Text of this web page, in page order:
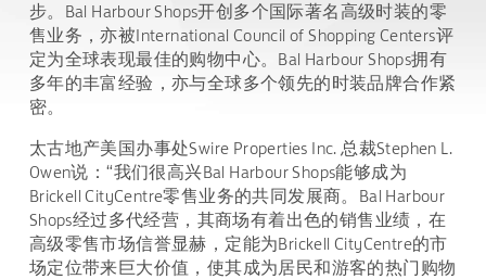
步。Bal Harbour Shops开创多个国际著名高级时装的零
售业务，亦被International Council of Shopping Centers评
定为全球表现最佳的购物中心。Bal Harbour Shops拥有
多年的丰富经验，亦与全球多个领先的时装品牌合作紧
密。
太古地产美国办事处Swire Properties Inc. 总裁Stephen L.
Owen说：“我们很高兴Bal Harbour Shops能够成为
Brickell CityCentre零售业务的共同发展商。Bal Harbour
Shops经过多代经营，其商场有着出色的销售业绩，在
高级零售市场信誉显赫，定能为Brickell CityCentre的市
场定位带来巨大价值，使其成为居民和游客的热门购物